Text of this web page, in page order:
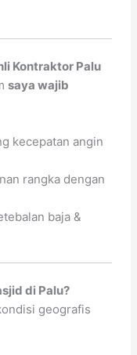
Kontraktor Palu
saya wajib
kecepatan angin
rangka dengan
baja &
di Palu?
geografis